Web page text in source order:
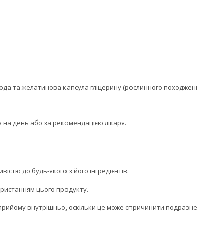
та желатинова капсула гліцерину (рослинного
день або за рекомендацією лікаря.
до будь-якого з його інгредієнтів.
цього продукту.
внутрішньо, оскільки це може спричинити